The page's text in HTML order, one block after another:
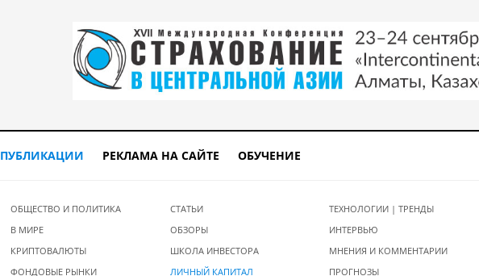
ПУБЛИКАЦИИ РЕКЛАМА НА САЙТЕ ОБУЧЕНИЕ
ОБЩЕСТВО И ПОЛИТИКА
В МИРЕ
КРИПТОВАЛЮТЫ
ФОНДОВЫЕ РЫНКИ
СТАТЬИ
ОБЗОРЫ
ШКОЛА ИНВЕСТОРА
ЛИЧНЫЙ КАПИТАЛ
ТЕХНОЛОГИИ | ТРЕНДЫ
ИНТЕРВЬЮ
МНЕНИЯ И КОММЕНТАРИИ
ПРОГНОЗЫ